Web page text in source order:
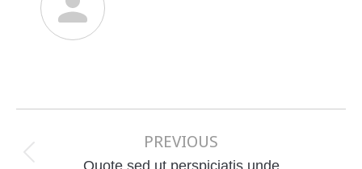
navigation
PREVIOUS
Previous
Quote sed ut perspiciatis unde